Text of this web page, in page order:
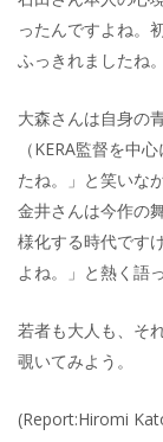
ったんですよね。
ふっきれましたね
大森さんは自身の
（KERA監督を中
たね。」と笑いな
金井さんは今作の
様化する時代です
よね。」と熱く語っ
若者も大人も、そ
覗いてみよう。
(Report:Hiromi